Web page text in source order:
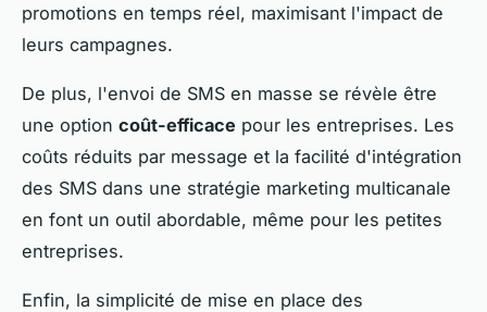
promotions en temps réel, maximisant l'impact de
leurs campagnes.
De plus, l'envoi de SMS en masse se révèle être
une option coût-efficace pour les entreprises. Les
coûts réduits par message et la facilité d'intégration
des SMS dans une stratégie marketing multicanale
en font un outil abordable, même pour les petites
entreprises.
Enfin, la simplicité de mise en place des